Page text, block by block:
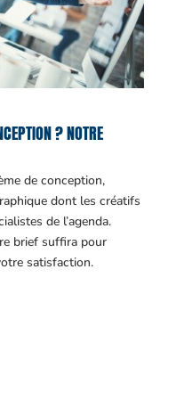
? NOTRE
de conception,
dont les créatifs
de l’agenda.
brief suffira pour
satisfaction.